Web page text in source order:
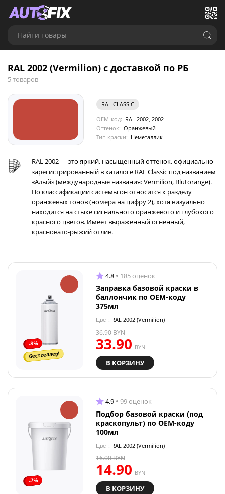
Найти товары
RAL 2002 (Vermilion) с доставкой по РБ
5 товаров
RAL CLASSIC
OEM-код: RAL 2002, 2002
Оттенок: Оранжевый
Тип краски: Неметаллик
RAL 2002 — это яркий, насыщенный оттенок, официально
зарегистрированный в каталоге RAL Classic под названием
«Алый» (международные названия: Vermilion, Blutorange).
По классификации системы он относится к разделу
оранжевых тонов (номера на цифру 2), хотя визуально
находится на стыке сигнального оранжевого и глубокого
красного цветов. Имеет выраженный огненный,
красновато-рыжий отлив.
-9%
бестселлер!
4.8 185 оценок
Заправка базовой краски в
баллончик по OEM-коду
375мл
Цвет: RAL 2002 (Vermilion)
33.90 BYN
36.90BYN
В КОРЗИНУ
-7%
4.9 99 оценок
Подбор базовой краски (под
краскопульт) по OEM-коду
100мл
Цвет: RAL 2002 (Vermilion)
14.90 BYN
16.00BYN
В КОРЗИНУ